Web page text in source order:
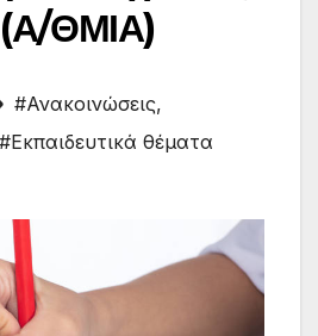
ΘΜΙΑ)
#Ανακοινώσεις,
#Εκπαιδευτικά θέματα